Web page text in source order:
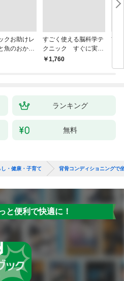
クお助けレ
魚のおか
料＆調味
すごく使える脳科学テ
クニック すぐに実践
したくなる
￥1,760
首
リ
ランキング
無料
し・健康・子育て 背骨コンディショニングで
と便利で快適に！